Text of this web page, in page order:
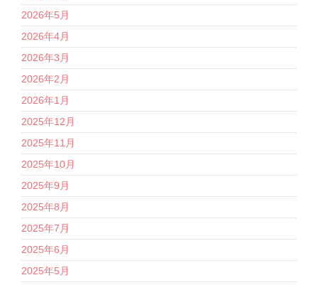
2026年5月
2026年4月
2026年3月
2026年2月
2026年1月
2025年12月
2025年11月
2025年10月
2025年9月
2025年8月
2025年7月
2025年6月
2025年5月